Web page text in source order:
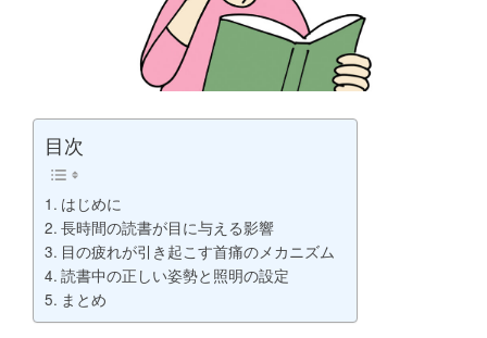
目次
はじめに
長時間の読書が目に与える影響
目の疲れが引き起こす首痛のメカニズム
読書中の正しい姿勢と照明の設定
まとめ